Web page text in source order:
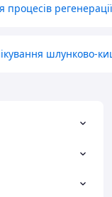
регенерації
шлунково-